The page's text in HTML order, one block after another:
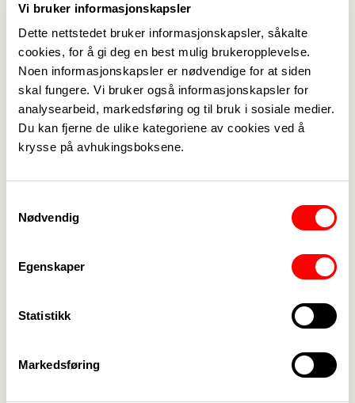
Vi bruker informasjonskapsler
Dette nettstedet bruker informasjonskapsler, såkalte
cookies, for å gi deg en best mulig brukeropplevelse.
Noen informasjonskapsler er nødvendige for at siden
skal fungere. Vi bruker også informasjonskapsler for
analysearbeid, markedsføring og til bruk i sosiale medier.
Du kan fjerne de ulike kategoriene av cookies ved å
krysse på avhukingsboksene.
Nødvendig
Egenskaper
Statistikk
Markedsføring
fengsel etter grovt
lønnstyveri
25. februar 2025
Hvor havner egentlig klærne vi gir
til gjenbruk?
påvirke
mot skoleansatte
Neste